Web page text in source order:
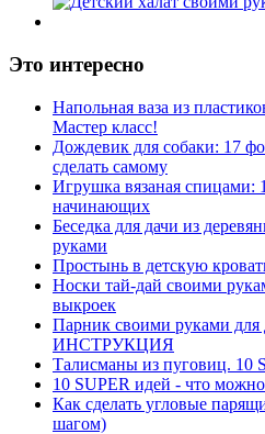
Это интересно
Напольная ваза из
Мастер класс!
Дождевик для собаки: 17
сделать самому
Игрушка вязаная спицами:
начинающих
Беседка для дачи из
руками
Простынь в детскую
Носки тай-дай своими
выкроек
Парник своими руками
ИНСТРУКЦИЯ
Талисманы из пуговиц. 10
10 SUPER идей - что
Как сделать угловые
шагом)